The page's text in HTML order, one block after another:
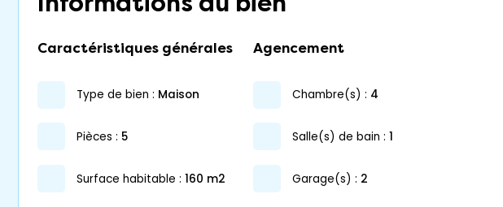
Caractéristiques générales
type de bien : maison
pièces : 5
surface habitable : 160 m2
Agencement
chambre(s) : 4
salle(s) de bain : 1
garage(s) : 2